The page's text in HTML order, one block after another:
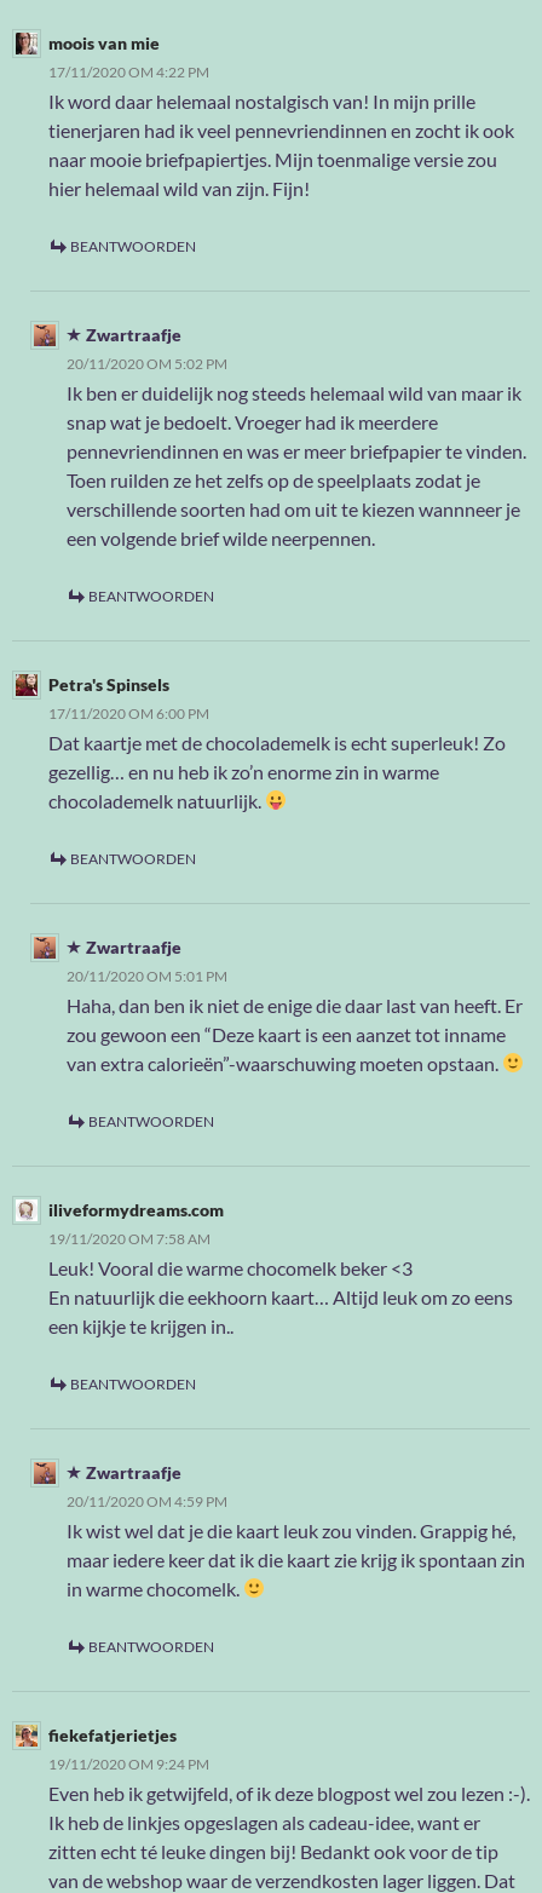
moois van mie
17/11/2020 OM 4:22 PM
Ik word daar helemaal nostalgisch van! In mijn prille
tienerjaren had ik veel pennevriendinnen en zocht ik ook
naar mooie briefpapiertjes. Mijn toenmalige versie zou
hier helemaal wild van zijn. Fijn!
BEANTWOORDEN
Zwartraafje
20/11/2020 OM 5:02 PM
Ik ben er duidelijk nog steeds helemaal wild van maar ik
snap wat je bedoelt. Vroeger had ik meerdere
pennevriendinnen en was er meer briefpapier te vinden.
Toen ruilden ze het zelfs op de speelplaats zodat je
verschillende soorten had om uit te kiezen wannneer je
een volgende brief wilde neerpennen.
BEANTWOORDEN
Petra's Spinsels
17/11/2020 OM 6:00 PM
Dat kaartje met de chocolademelk is echt superleuk! Zo
gezellig… en nu heb ik zo’n enorme zin in warme
chocolademelk natuurlijk.
BEANTWOORDEN
Zwartraafje
20/11/2020 OM 5:01 PM
Haha, dan ben ik niet de enige die daar last van heeft. Er
zou gewoon een “Deze kaart is een aanzet tot inname
van extra calorieën”-waarschuwing moeten opstaan.
BEANTWOORDEN
iliveformydreams.com
19/11/2020 OM 7:58 AM
Leuk! Vooral die warme chocomelk beker <3
En natuurlijk die eekhoorn kaart… Altijd leuk om zo eens
een kijkje te krijgen in..
BEANTWOORDEN
Zwartraafje
20/11/2020 OM 4:59 PM
Ik wist wel dat je die kaart leuk zou vinden. Grappig hé,
maar iedere keer dat ik die kaart zie krijg ik spontaan zin
in warme chocomelk.
BEANTWOORDEN
fiekefatjerietjes
19/11/2020 OM 9:24 PM
Even heb ik getwijfeld, of ik deze blogpost wel zou lezen :-).
Ik heb de linkjes opgeslagen als cadeau-idee, want er
zitten echt té leuke dingen bij! Bedankt ook voor de tip
van de webshop waar de verzendkosten lager liggen. Dat